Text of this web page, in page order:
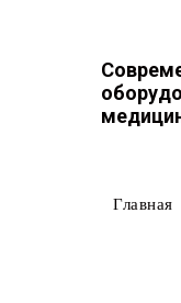
Главная